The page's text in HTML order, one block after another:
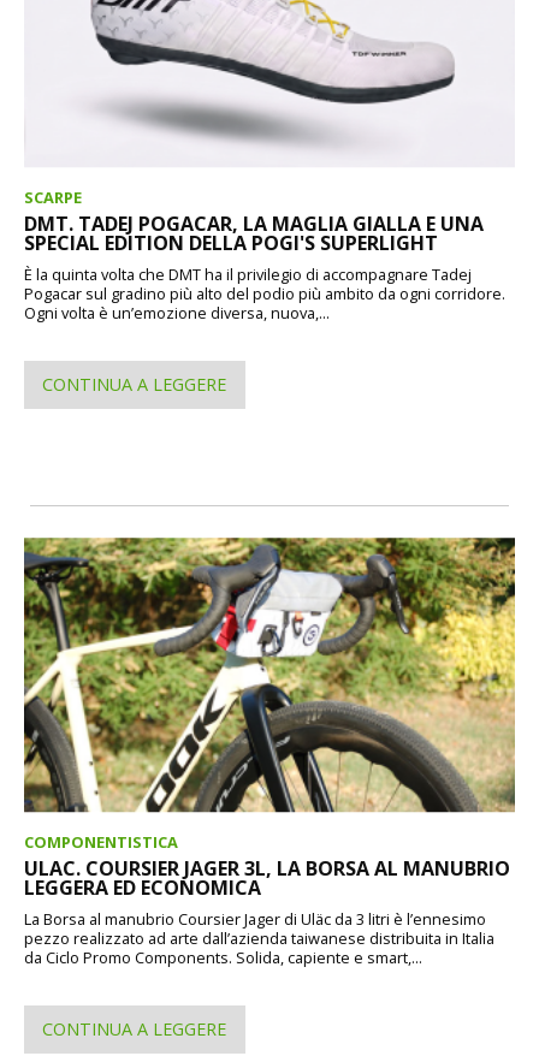
SCARPE
DMT. TADEJ POGACAR, LA MAGLIA GIALLA E UNA
SPECIAL EDITION DELLA POGI'S SUPERLIGHT
È la quinta volta che DMT ha il privilegio di accompagnare Tadej
Pogacar sul gradino più alto del podio più ambito da ogni corridore.
Ogni volta è un’emozione diversa, nuova,...
CONTINUA A LEGGERE
COMPONENTISTICA
ULAC. COURSIER JAGER 3L, LA BORSA AL MANUBRIO
LEGGERA ED ECONOMICA
La Borsa al manubrio Coursier Jager di Uläc da 3 litri è l’ennesimo
pezzo realizzato ad arte dall’azienda taiwanese distribuita in Italia
da Ciclo Promo Components. Solida, capiente e smart,...
CONTINUA A LEGGERE